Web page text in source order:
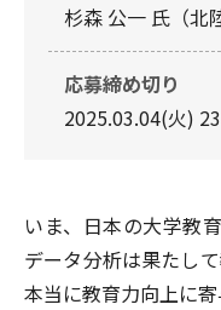
杉森 公一 氏（北
応募締め切り
2025.03.04(火)
いま、日本の大学教
データ分析は果たし
本当に教育力向上に寄